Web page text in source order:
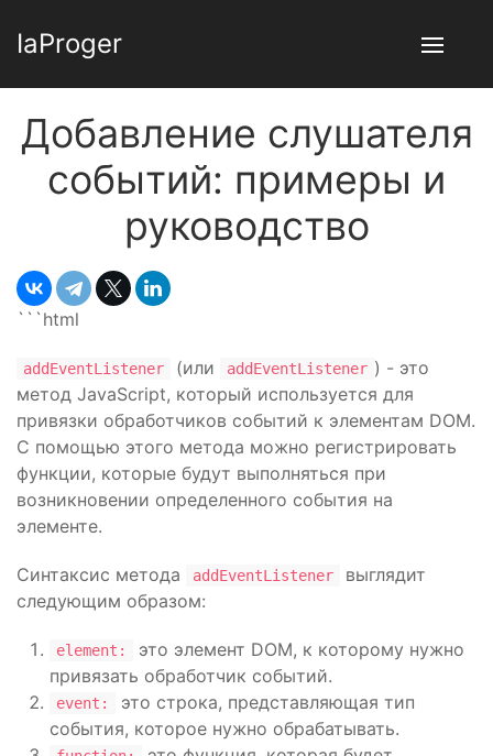
IaProger
Добавление слушателя
событий: примеры и
руководство
```html
addEventListener (или addEventListener ) - это
метод JavaScript, который используется для
привязки обработчиков событий к элементам DOM.
С помощью этого метода можно регистрировать
функции, которые будут выполняться при
возникновении определенного события на
элементе.
Синтаксис метода addEventListener
выглядит
следующим образом:
element:
это элемент DOM, к которому нужно
привязать обработчик событий.
event:
это строка, представляющая тип
события, которое нужно обрабатывать.